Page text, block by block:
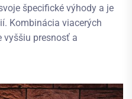
špecifické výhody a je
Kombinácia viacerých
vyššiu presnosť a